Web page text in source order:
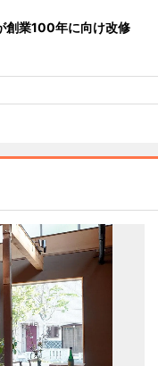
創業100年に向け改修